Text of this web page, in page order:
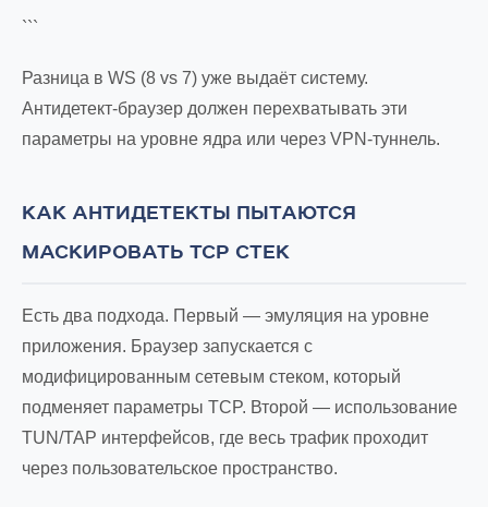
```
Разница в WS (8 vs 7) уже выдаёт систему.
Антидетект-браузер должен перехватывать эти
параметры на уровне ядра или через VPN-туннель.
КАК АНТИДЕТЕКТЫ ПЫТАЮТСЯ
МАСКИРОВАТЬ TCP СТЕК
Есть два подхода. Первый — эмуляция на уровне
приложения. Браузер запускается с
модифицированным сетевым стеком, который
подменяет параметры TCP. Второй — использование
TUN/TAP интерфейсов, где весь трафик проходит
через пользовательское пространство.